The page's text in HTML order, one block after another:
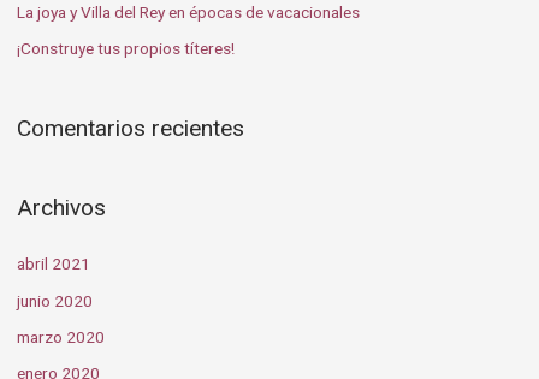
La joya y Villa del Rey en épocas de vacacionales
¡Construye tus propios títeres!
Comentarios recientes
Archivos
abril 2021
junio 2020
marzo 2020
enero 2020